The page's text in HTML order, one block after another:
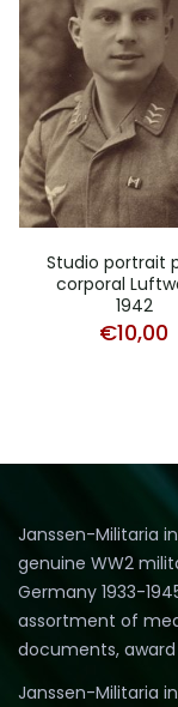
Studio portrait
corporal
1942
€10,00
Janssen-Militaria
genuine WW2
Germany 1933-
assortment of
documents,
Janssen-Militaria